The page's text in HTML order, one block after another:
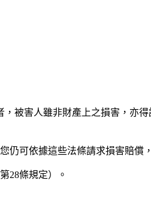
被害人雖非財產上之損害，亦
仍可依據這些法條請求損害賠償
28條規定）。